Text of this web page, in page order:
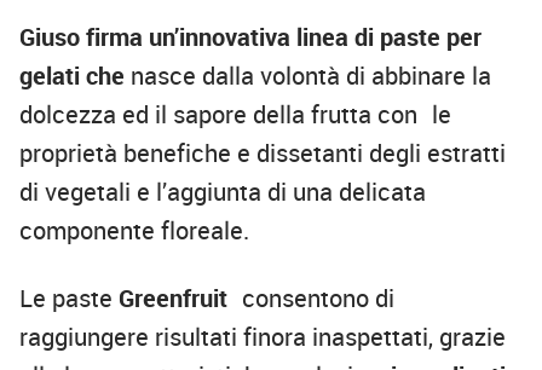
Giuso firma un’innovativa linea di paste per
gelati che nasce dalla volontà di abbinare la
dolcezza ed il sapore della frutta con le
proprietà benefiche e dissetanti degli estratti
di vegetali e l’aggiunta di una delicata
componente floreale.
Le paste Greenfruit consentono di
raggiungere risultati finora inaspettati, grazie